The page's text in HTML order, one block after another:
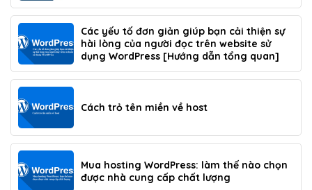
Các yếu tố đơn giản giúp bạn cải thiện sự
hài lòng của người đọc trên website sử
dụng WordPress [Hướng dẫn tổng quan]
Cách trỏ tên miền về host
Mua hosting WordPress: làm thế nào chọn
được nhà cung cấp chất lượng